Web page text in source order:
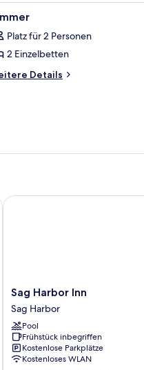
einem runden Spiegel, einem
1
Platz für 2 Personen
2 Einzelbetten
Details
Sag
Harbor
Inn
Sag
Harbor
Sag Harbor Inn
Sag Harbor
Pool
Frühstück inbegriffen
Kostenlose Parkplätze
Kostenloses WLAN
Sag Harbor Inn